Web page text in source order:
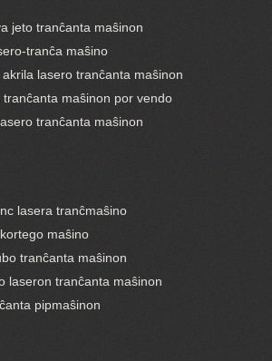
jeto tranĉanta maŝinon
tranĉa maŝino
lasero tranĉanta maŝinon
tranĉanta maŝinon por vendo
tranĉanta maŝinon
lasera tranĉmaŝino
maŝino
tranĉanta maŝinon
laseron tranĉanta maŝinon
pipmaŝinon